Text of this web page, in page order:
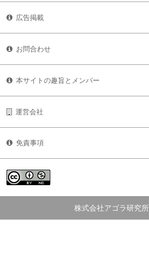
広告掲載
お問合わせ
本サイトの趣旨とメンバー
運営会社
免責事項
株式会社アゴラ研究所